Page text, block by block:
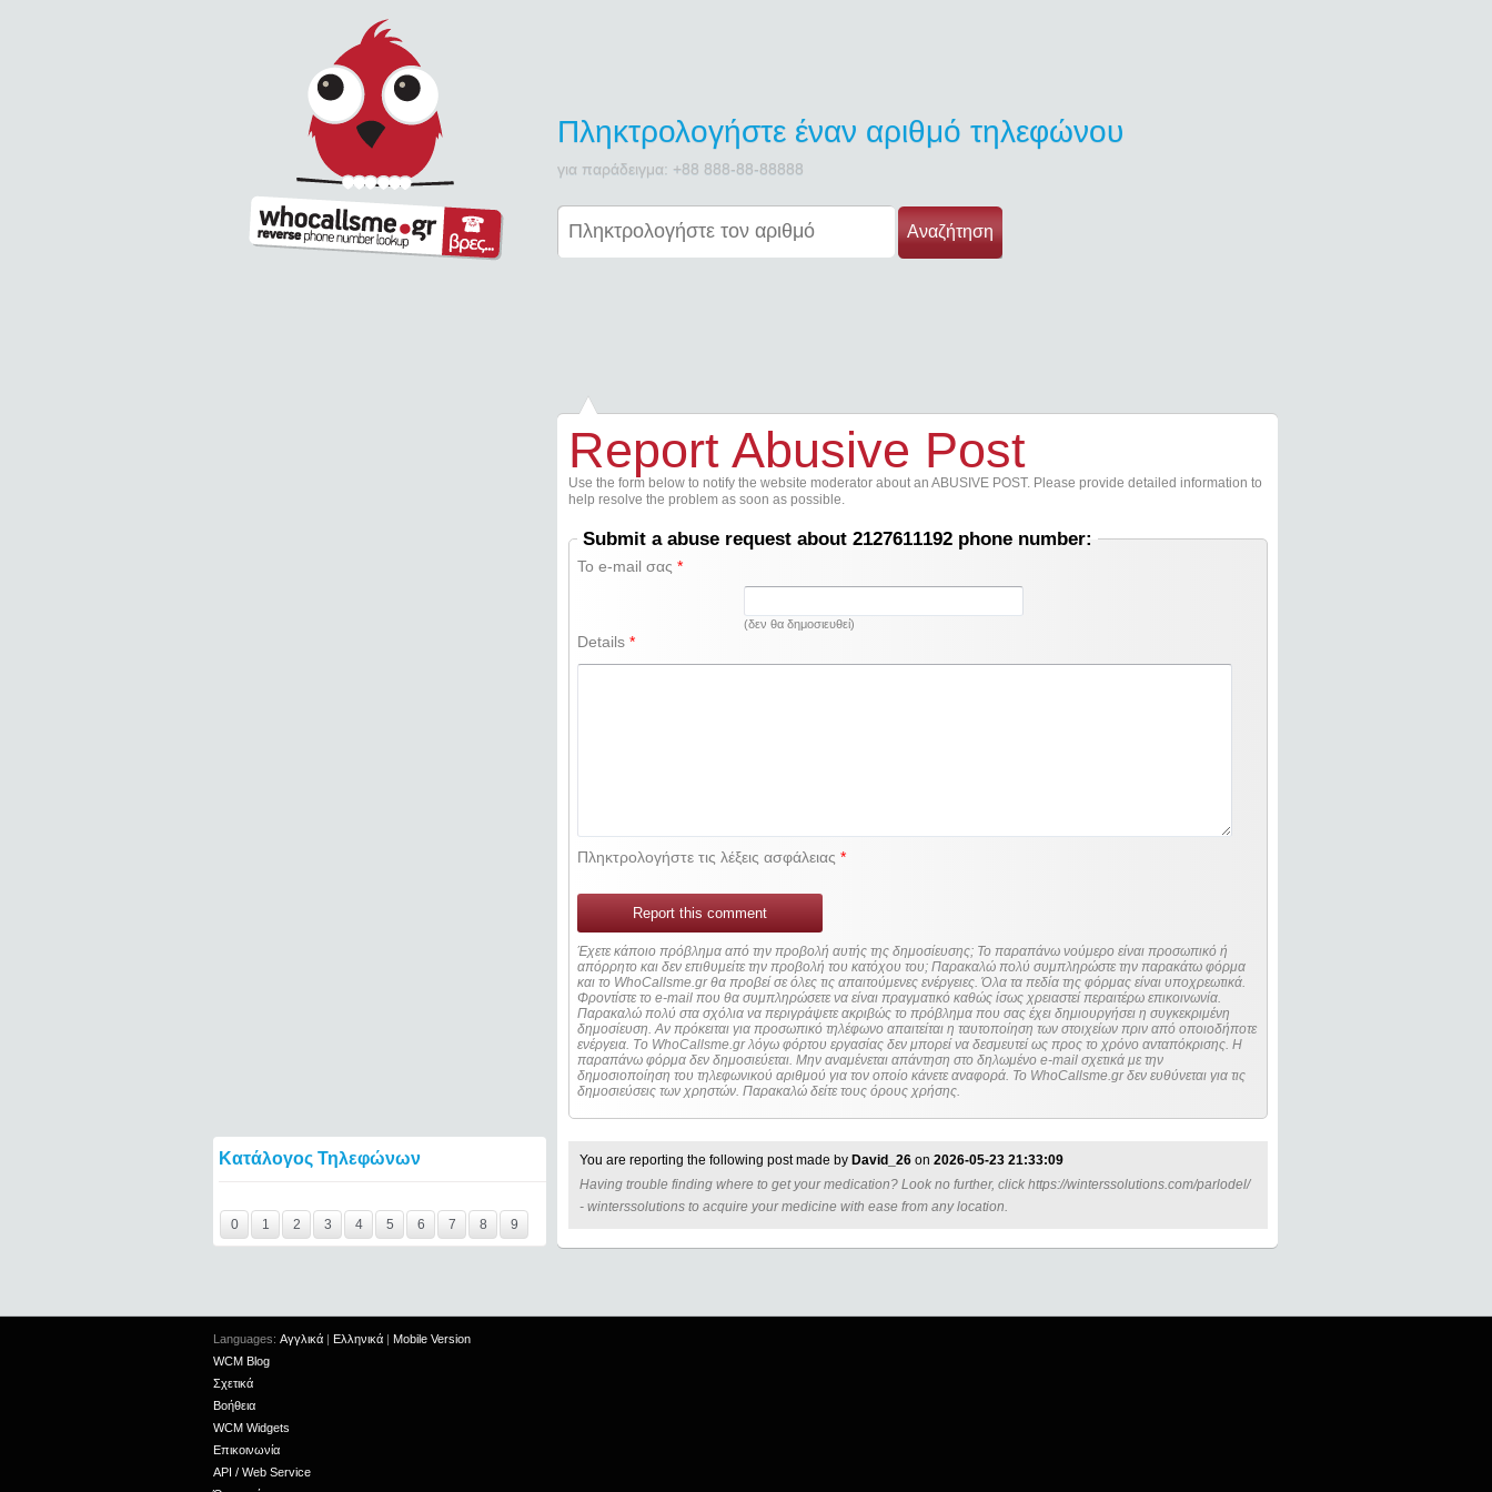
Πληκτρολογήστε έναν αριθμό τηλεφώνου
για παράδειγμα: +88 888-88-88888
Αναζήτηση
Κατάλογος Τηλεφώνων
0
1 2 3 4 5 6 7 8 9
Report Abusive Post
Use the form below to notify the website moderator about an ABUSIVE POST. Please provide detailed information to
help resolve the problem as soon as possible.
Submit a abuse request about 2127611192 phone number:
Το e-mail σας*
(δεν θα δημοσιευθεί)
Details*
Πληκτρολογήστε τις λέξεις ασφάλειας*
Report this comment
Έχετε κάποιο πρόβλημα από την προβολή αυτής της δημοσίευσης; Το παραπάνω νούμερο είναι προσωπικό ή
απόρρητο και δεν επιθυμείτε την προβολή του κατόχου του; Παρακαλώ πολύ συμπληρώστε την παρακάτω φόρμα
και το WhoCallsme.gr θα προβεί σε όλες τις απαιτούμενες ενέργειες. Όλα τα πεδία της φόρμας είναι υποχρεωτικά.
Φροντίστε το e-mail που θα συμπληρώσετε να είναι πραγματικό καθώς ίσως χρειαστεί περαιτέρω επικοινωνία.
Παρακαλώ πολύ στα σχόλια να περιγράψετε ακριβώς το πρόβλημα που σας έχει δημιουργήσει η συγκεκριμένη
δημοσίευση. Αν πρόκειται για προσωπικό τηλέφωνο απαιτείται η ταυτοποίηση των στοιχείων πριν από οποιοδήποτε
ενέργεια. Τo WhoCallsme.gr λόγω φόρτου εργασίας δεν μπορεί να δεσμευτεί ως προς το χρόνο ανταπόκρισης. Η
παραπάνω φόρμα δεν δημοσιεύεται. Μην αναμένεται απάντηση στο δηλωμένο e-mail σχετικά με την
δημοσιοποίηση του τηλεφωνικού αριθμού για τον οποίο κάνετε αναφορά. Το WhoCallsme.gr δεν ευθύνεται για τις
δημοσιεύσεις των χρηστών. Παρακαλώ δείτε τους όρους χρήσης.
You are reporting the following post made by David_26 on 2026-05-23 21:33:09
Having trouble finding where to get your medication? Look no further, click https://winterssolutions.com/parlodel/
- winterssolutions to acquire your medicine with ease from any location.
Languages: Αγγλικά | Ελληνικά | Mobile Version
WCM Blog
Σχετικά
Βοήθεια
WCM Widgets
Επικοινωνία
API / Web Service